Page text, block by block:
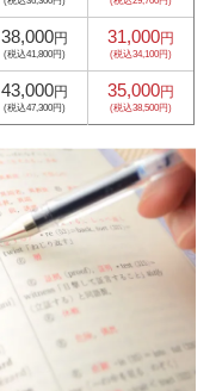
38,000円
(税込41,800円)
31,000円
(税込34,100円)
43,000円
(税込47,300円)
35,000円
(税込38,500円)